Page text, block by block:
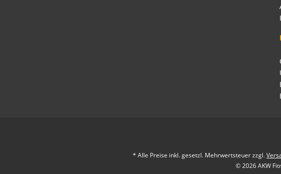
* Alle Preise inkl. gesetzl. Mehrwertsteuer zzgl.
© 2026 AKW